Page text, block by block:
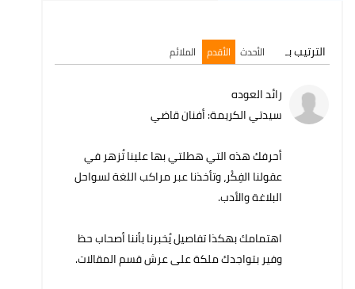
الترتيب بـ الأحدث الأقدم الملائم
رائد العوده
سيدتي الكريمة: أفنان قاضي
أحرفك هذه التي هطلتي بها علينا تُزهر في
عقولنا الفِكْر، وتأخذنا عبر مراكب اللغة لسواحل
البلاغة والأدب.
اهتمامك بهكذا تفاصيل يُخبرنا بأننا أصحاب حظ
وفير بتواجدك ملكة على عرش قسم المقالات.